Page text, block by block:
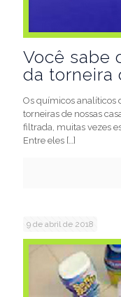
Você sabe
da torneira
Os químicos analíticos
torneiras de nossas
filtrada, muitas vezes
Entre eles […]
9 de abril de 2018